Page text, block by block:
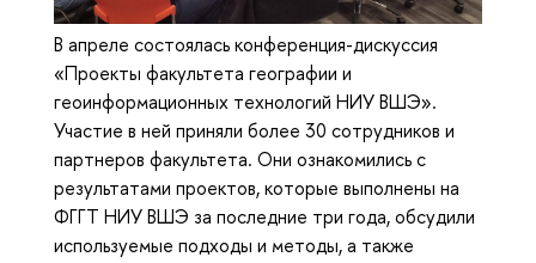
В апреле состоялась конференция-дискуссия
«Проекты факультета географии и
геоинформационных технологий НИУ ВШЭ».
Участие в ней приняли более 30 сотрудников и
партнеров факультета. Они ознакомились с
результатами проектов, которые выполнены на
ФГГТ НИУ ВШЭ за последние три года, обсудили
используемые подходы и методы, а также